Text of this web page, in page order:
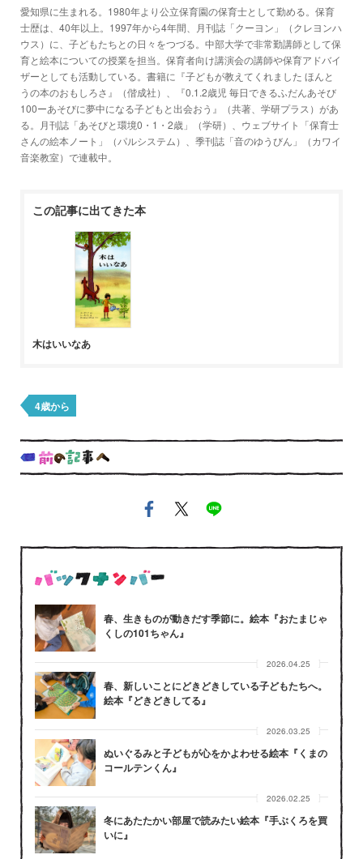
愛知県に生まれる。1980年より公立保育園の保育士として勤める。保育
士歴は、40年以上。1997年から4年間、月刊誌「クーヨン」（クレヨンハ
ウス）に、子どもたちとの日々をつづる。中部大学で非常勤講師として保
育と絵本についての授業を担当。保育者向け講演会の講師や保育アドバイ
ザーとしても活動している。書籍に『子どもが教えてくれました ほんと
うの本のおもしろさ』（偕成社）、『0.1.2歳児 毎日できるふだんあそび
100ーあそびに夢中になる子どもと出会おう』（共著、学研プラス）があ
る。月刊誌「あそびと環境0・1・2歳」（学研）、ウェブサイト「保育士
さんの絵本ノート」（パルシステム）、季刊誌「音のゆうびん」（カワイ
音楽教室）で連載中。
この記事に出てきた本
木はいいなあ
4歳から
春、生きものが動きだす季節に。絵本『おたまじゃ
くしの101ちゃん』
2026.04.25
春、新しいことにどきどきしている子どもたちへ。
絵本『どきどきしてる』
2026.03.25
ぬいぐるみと子どもが心をかよわせる絵本『くまの
コールテンくん』
2026.02.25
冬にあたたかい部屋で読みたい絵本『手ぶくろを買
いに』